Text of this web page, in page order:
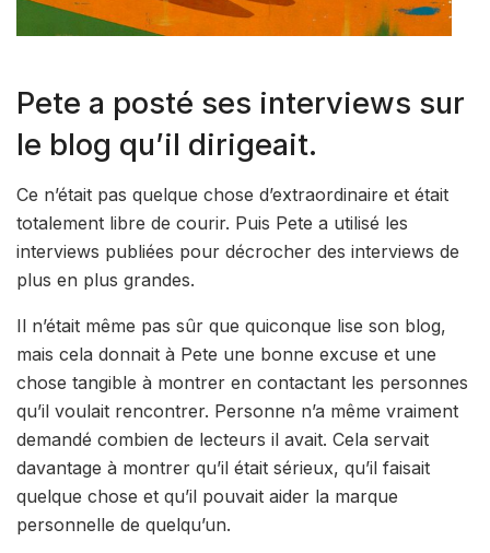
Pete a posté ses interviews sur
le blog qu’il dirigeait.
Ce n’était pas quelque chose d’extraordinaire et était
totalement libre de courir. Puis Pete a utilisé les
interviews publiées pour décrocher des interviews de
plus en plus grandes.
Il n’était même pas sûr que quiconque lise son blog,
mais cela donnait à Pete une bonne excuse et une
chose tangible à montrer en contactant les personnes
qu’il voulait rencontrer. Personne n’a même vraiment
demandé combien de lecteurs il avait. Cela servait
davantage à montrer qu’il était sérieux, qu’il faisait
quelque chose et qu’il pouvait aider la marque
personnelle de quelqu’un.